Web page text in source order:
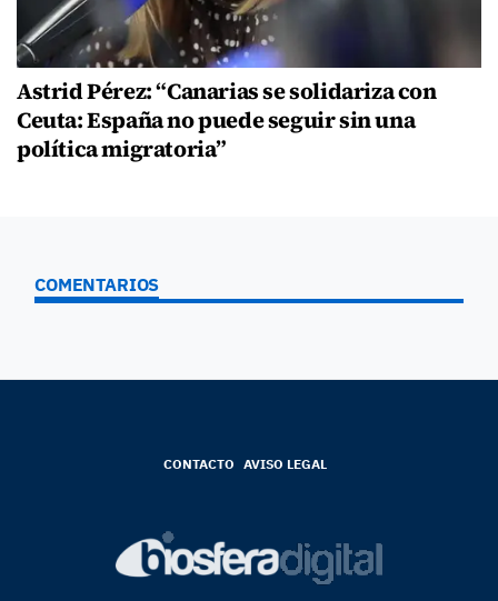
Astrid Pérez: “Canarias se solidariza con
Ceuta: España no puede seguir sin una
política migratoria”
COMENTARIOS
CONTACTO AVISO LEGAL